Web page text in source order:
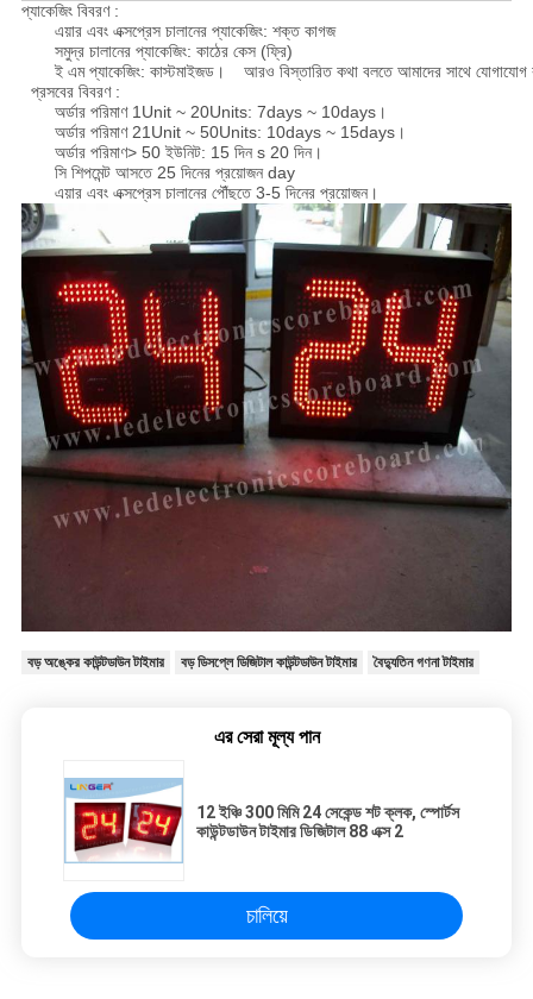
প্যাকেজিং বিবরণ :
এয়ার এবং এক্সপ্রেস চালানের প্যাকেজিং: শক্ত কাগজ
সমুদ্র চালানের প্যাকেজিং: কাঠের কেস (ফ্রি)
ই এম প্যাকেজিং: কাস্টমাইজড।
আরও বিস্তারিত কথা বলতে আমাদের সাথে
প্রসবের বিবরণ :
অর্ডার পরিমাণ 1Unit ~ 20Units: 7days ~ 10days।
অর্ডার পরিমাণ 21Unit ~ 50Units: 10days ~ 15days।
অর্ডার পরিমাণ> 50 ইউনিট: 15 দিন s 20 দিন।
সি শিপমেন্ট আসতে 25 দিনের প্রয়োজন day
এয়ার এবং এক্সপ্রেস চালানের পৌঁছতে 3-5 দিনের প্রয়োজন।
বড় অঙ্কের কাউন্টডাউন টাইমার বড় ডিসপ্লে ডিজিটাল কাউন্টডাউন টাইমার বৈদ্যুতিন গণনা টাইমার
এর সেরা মূল্য পান
12 ইঞ্চি 300 মিমি 24 সেকেন্ড শট ক্লক, স্পোর্টস
কাউন্টডাউন টাইমার ডিজিটাল 88 এক্স 2
চালিয়ে